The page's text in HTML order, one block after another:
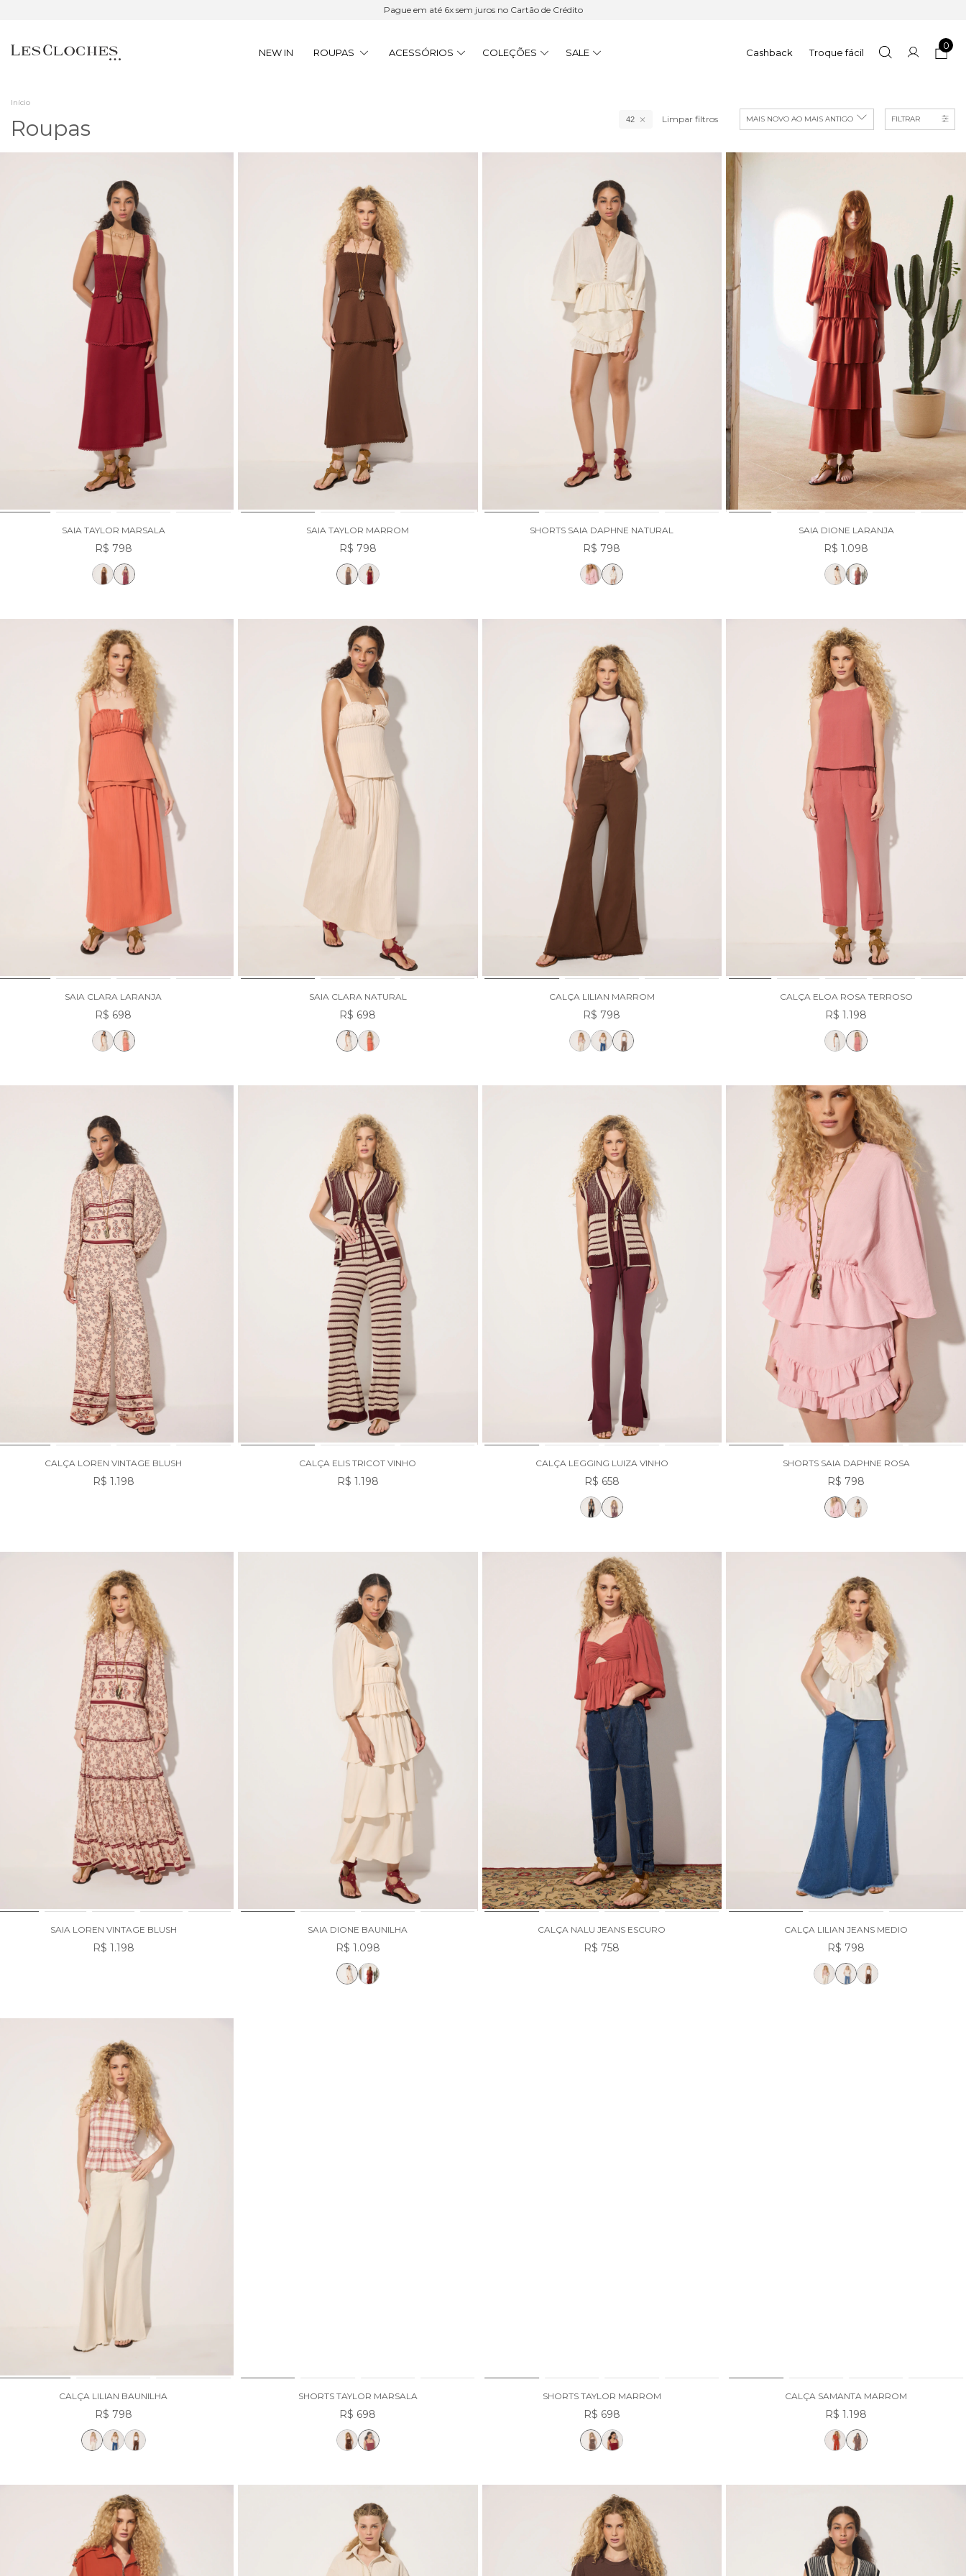
15% Cashback | 6x sem juros | Frete Grátis acima de R$ 900
NEW IN ROUPAS ACESSÓRIOS COLEÇÕES SALE Cashback Troque fácil
0
Início
Roupas 42 Limpar filtros FILTRAR
SAIA TAYLOR MARSALA
R$ 798
SAIA TAYLOR MARROM
R$ 798
SHORTS SAIA DAPHNE NATURAL
R$ 798
SAIA DIONE LARANJA
R$ 1.098
SAIA CLARA LARANJA
R$ 698
SAIA CLARA NATURAL
R$ 698
CALÇA LILIAN MARROM
R$ 798
CALÇA ELOA ROSA TERROSO
R$ 1.198
CALÇA LOREN VINTAGE BLUSH
R$ 1.198
CALÇA ELIS TRICOT VINHO
R$ 1.198
CALÇA LEGGING LUIZA VINHO
R$ 658
SHORTS SAIA DAPHNE ROSA
R$ 798
SAIA LOREN VINTAGE BLUSH
R$ 1.198
SAIA DIONE BAUNILHA
R$ 1.098
CALÇA NALU JEANS ESCURO
R$ 758
CALÇA LILIAN JEANS MEDIO
R$ 798
CALÇA LILIAN BAUNILHA
R$ 798
SHORTS TAYLOR MARSALA
R$ 698
SHORTS TAYLOR MARROM
R$ 698
CALÇA SAMANTA MARROM
R$ 1.198